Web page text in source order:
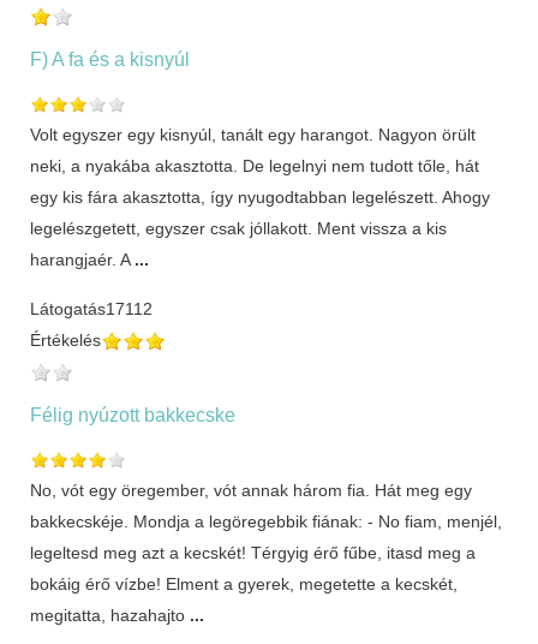
F) A fa és a kisnyúl
Volt egyszer egy kisnyúl, tanált egy harangot. Nagyon örült
neki, a nyakába akasztotta. De legelnyi nem tudott tőle, hát
egy kis fára akasztotta, így nyugodtabban legelészett. Ahogy
legelészgetett, egyszer csak jóllakott. Ment vissza a kis
harangjaér. A ...
Látogatás17112
Értékelés
Félig nyúzott bakkecske
No, vót egy öregember, vót annak három fia. Hát meg egy
bakkecskéje. Mondja a legöregebbik fiának: - No fiam, menjél,
legeltesd meg azt a kecskét! Térgyig érő fűbe, itasd meg a
bokáig érő vízbe! Elment a gyerek, megetette a kecskét,
megitatta, hazahajto ...